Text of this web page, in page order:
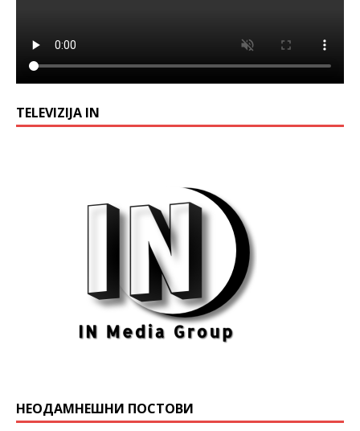
TELEVIZIJA IN
НЕОДАМНЕШНИ ПОСТОВИ